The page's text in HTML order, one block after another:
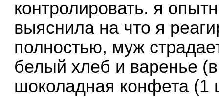
контролировать. я
выяснила на что я
полностью, муж
белый хлеб и варенье
шоколадная конфета (1